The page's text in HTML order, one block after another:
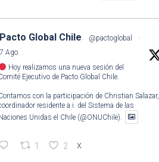
Pacto Global Chile @pactoglobal
·
7 Ago
Hoy realizamos una nueva sesión del
Ejecutivo de Pacto Global Chile.
con la participación de Christian Salazar,
residente a.i. del Sistema de las
Unidas el Chile (@ONUChile).
1 2 X